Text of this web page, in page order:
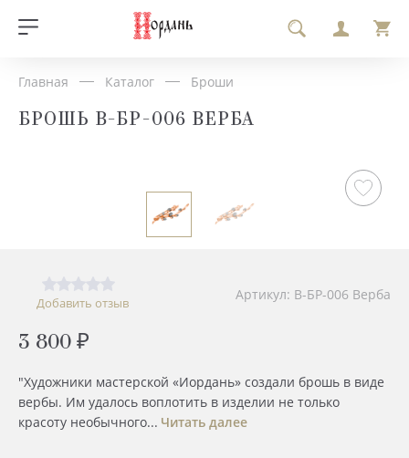
Главная Каталог Броши
БРОШЬ В-БР-006 ВЕРБА
Добавить отзыв Артикул: В-БР-006 Верба
3 800 ₽
"Художники мастерской «Иордань» создали брошь в виде
вербы. Им удалось воплотить в изделии не только
красоту необычного... Читать далее